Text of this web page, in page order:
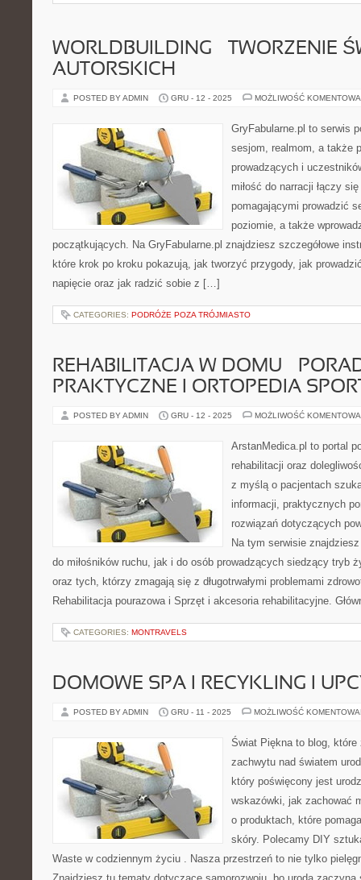
WORLDBUILDING – TWORZENIE
AUTORSKICH
POSTED BY ADMIN GRU - 12 - 2025 MOŻLIWOŚĆ
GryFabularne.pl to serwis
sesjom, realmom, a także
prowadzących i
miłość do narracji łączy
pomagającymi prowadzić
poziomie, a także
początkujących. Na GryFabularne.pl znajdziesz szczegółowe
które krok po kroku pokazują, jak tworzyć przygody, jak
napięcie oraz jak radzić sobie z […]
CATEGORIES: PODRÓŻE POZA TRÓJMIASTO
REHABILITACJA W DOMU –
PRAKTYCZNE I ORTOPEDIA
POSTED BY ADMIN GRU - 12 - 2025 MOŻLIWOŚĆ
ArstanMedica.pl to portal
rehabilitacji oraz
z myślą o pacjentach
informacji, praktycznych
rozwiązań dotyczących
Na tym serwisie
do miłośników ruchu, jak i do osób prowadzących siedzący tryb
oraz tych, którzy zmagają się z długotrwałymi problemami
Rehabilitacja pourazowa i Sprzęt i akcesoria rehabilitacyjne.
CATEGORIES: MONTRAVELS
DOMOWE SPA I RECYKLING I
POSTED BY ADMIN GRU - 11 - 2025 MOŻLIWOŚĆ
Świat Piękna to blog, które
zachwytu nad światem
który poświęcony jest
wskazówki, jak zachować
o produktach, które
skóry. Polecamy DIY
Waste w codziennym życiu . Nasza przestrzeń to nie tylko